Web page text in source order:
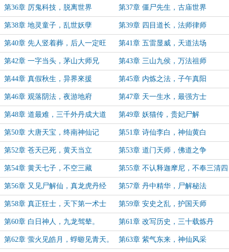
第36章 厉鬼科技，脱离世界 第37章 僵尸先生，古庙世界
第38章 地灵童子，乱世妖孽 第39章 四目道长，法师律师
第40章 先人竖着葬，后人一定旺 第41章 五雷显威，天道法场
第42章 一字当头，茅山大师兄 第43章 三山九侯，万法祖师
第44章 真假秋生，异界來援 第45章 内炼之法，子午真阳
第46章 观落阴法，夜游地府 第47章 天一生水，最强方士
第48章 道最难，三千外丹成大道 第49章 妖猫传，贵妃尸解
第50章 大唐天宝，终南神仙记 第51章 诗仙李白，神仙黄白
第52章 苍天已死，黄天当立 第53章 道门天师，佛道之争
第54章 黄天七子，不空三藏 第55章 不认释迦摩尼，不奉三清四
御
第56章 又见尸解仙，真龙虎丹经 第57章 丹中精华，尸解秘法
第58章 真正狂士，天下第一术士 第59章 安史之乱，护国天师
第60章 白日神人，九龙驾辇。 第61章 改写历史，三十载炼丹
第62章 萤火见皓月，蜉蝣见青天。 第63章 紫气东来，神仙风采